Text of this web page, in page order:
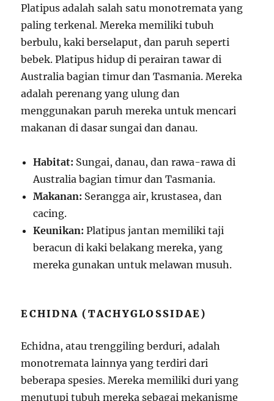
Platipus adalah salah satu monotremata yang
paling terkenal. Mereka memiliki tubuh
berbulu, kaki berselaput, dan paruh seperti
bebek. Platipus hidup di perairan tawar di
Australia bagian timur dan Tasmania. Mereka
adalah perenang yang ulung dan
menggunakan paruh mereka untuk mencari
makanan di dasar sungai dan danau.
Habitat: Sungai, danau, dan rawa-rawa di
Australia bagian timur dan Tasmania.
Makanan: Serangga air, krustasea, dan
cacing.
Keunikan: Platipus jantan memiliki taji
beracun di kaki belakang mereka, yang
mereka gunakan untuk melawan musuh.
ECHIDNA (TACHYGLOSSIDAE)
Echidna, atau trenggiling berduri, adalah
monotremata lainnya yang terdiri dari
beberapa spesies. Mereka memiliki duri yang
menutupi tubuh mereka sebagai mekanisme